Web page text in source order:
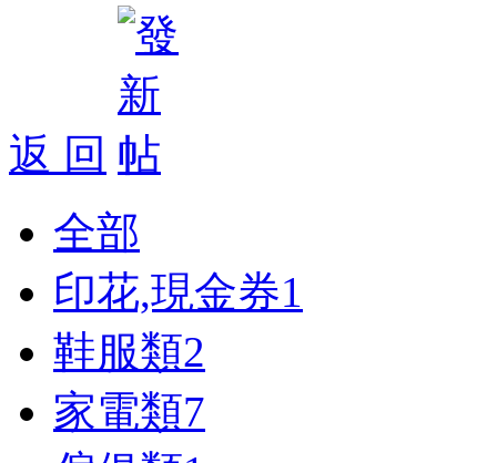
返 回
全部
印花,現金券1
鞋服類2
家電類7